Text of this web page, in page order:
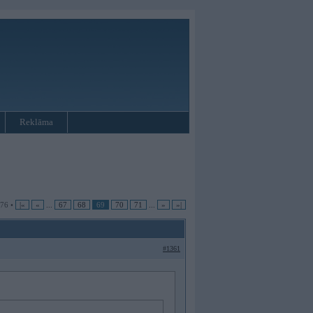
Reklāma
• |« « 67 68 69 70 71 » »|
#1361